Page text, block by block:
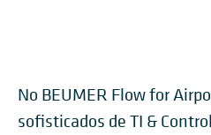
No BEUMER Flow for
sofisticados de TI &